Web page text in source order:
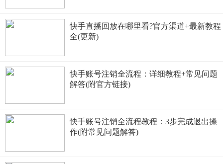
快手直播回放在哪里看?官方渠道+最新教程
全(更新)
快手账号注销全流程：详细教程+常见问题
解答(附官方链接)
快手账号注销全流程教程：3步完成退出操
作(附常见问题解答)